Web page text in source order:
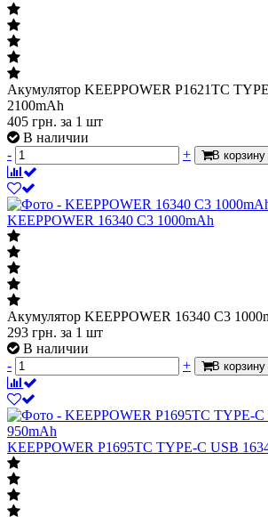
Акумулятор KEEPPOWER P1621TC
2100mAh
405 грн. за 1 шт
В наличии
-
+ В корзину
KEEPPOWER 16340 С3 1000mAh
Акумулятор KEEPPOWER 16340 С3
293 грн. за 1 шт
В наличии
-
+ В корзину
KEEPPOWER P1695TC TYPE-C USB